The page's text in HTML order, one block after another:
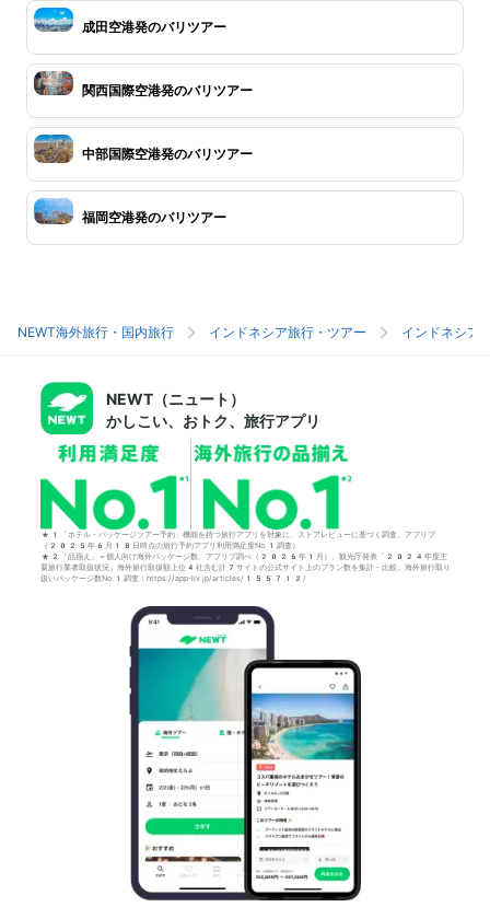
成田空港発のバリツアー
関西国際空港発のバリツアー
中部国際空港発のバリツアー
福岡空港発のバリツアー
NEWT海外旅行・国内旅行 インドネシア旅行・ツアー インドネシア
NEWT（ニュート）
かしこい、おトク、旅行アプリ
*1「ホテル・パッケージツアー予約」機能を持つ旅行アプリを対象に、ストアレビューに基づく調査。アプリブ
（2025年6月18日時点の旅行予約アプリ利用満足度No.1調査）
*2「品揃え」＝個人向け海外パッケージ数。アプリブ調べ（2026年1月）。観光庁発表「2024年度主
要旅行業者取扱状況」海外旅行取扱額上位4社含む計7サイトの公式サイト上のプラン数を集計・比較。海外旅行取り
扱いパッケージ数No.1調査：https://app-liv.jp/articles/155712/